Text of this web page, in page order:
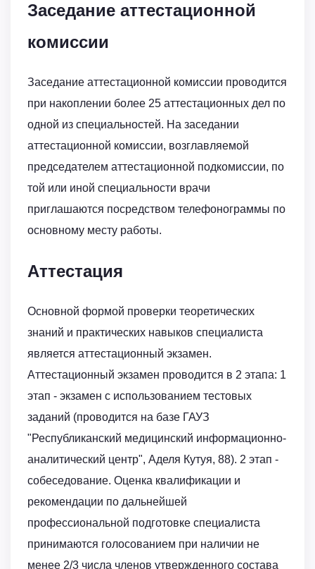
Заседание аттестационной
комиссии
Заседание аттестационной комиссии проводится
при накоплении более 25 аттестационных дел по
одной из специальностей. На заседании
аттестационной комиссии, возглавляемой
председателем аттестационной подкомиссии, по
той или иной специальности врачи
приглашаются посредством телефонограммы по
основному месту работы.
Аттестация
Основной формой проверки теоретических
знаний и практических навыков специалиста
является аттестационный экзамен.
Аттестационный экзамен проводится в 2 этапа: 1
этап - экзамен с использованием тестовых
заданий (проводится на базе ГАУЗ
"Республиканский медицинский информационно-
аналитический центр", Аделя Кутуя, 88). 2 этап -
собеседование. Оценка квалификации и
рекомендации по дальнейшей
профессиональной подготовке специалиста
принимаются голосованием при наличии не
менее 2/3 числа членов утвержденного состава